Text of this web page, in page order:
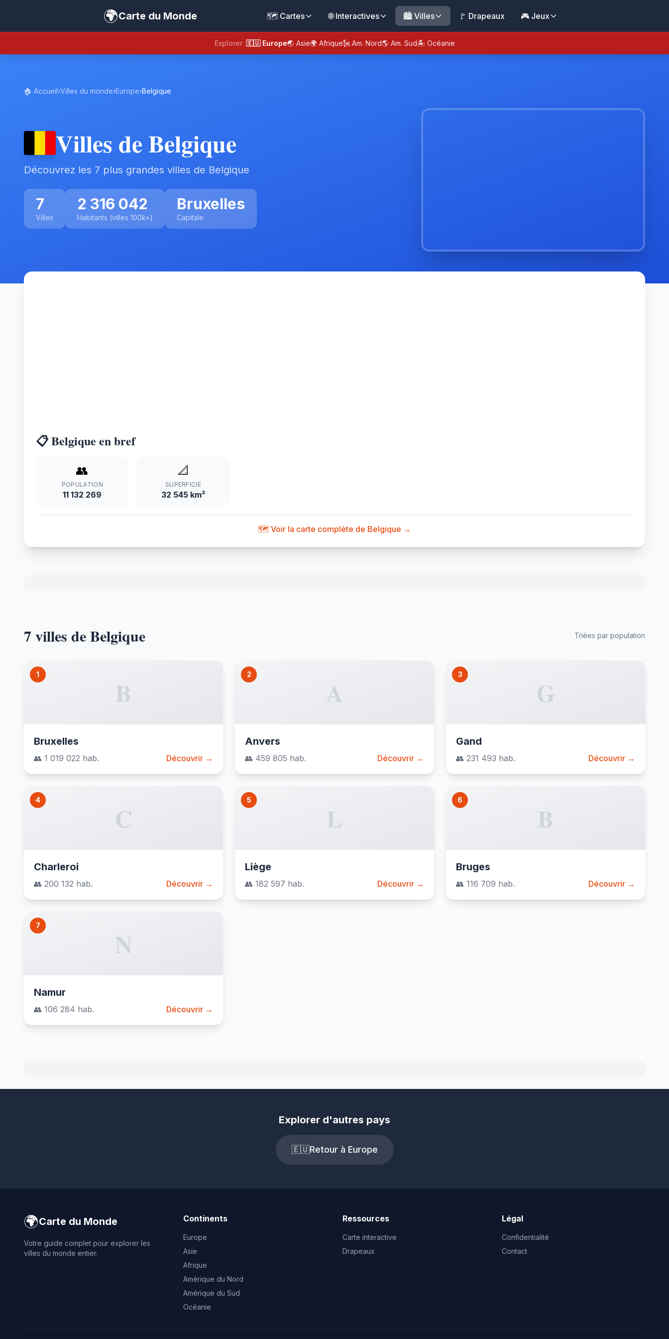
🌍Carte du Monde 🗺️ Cartes 🌐 Interactives 🏙️ Villes 🚩 Drapeaux 🎮 Jeux
Explorer :🇪🇺 Europe🌏 Asie🌍 Afrique🗽 Am. Nord🌎 Am. Sud🏝️ Océanie
🏠 Accueil›Villes du monde›Europe›Belgique
Villes de Belgique
Découvrez les 7 plus grandes villes de Belgique
7
Villes
2 316 042
Habitants (villes 100k+)
Bruxelles
Capitale
📋 Belgique en bref
👥
POPULATION
11 132 269
📐
SUPERFICIE
32 545 km²
🗺️ Voir la carte complète de Belgique →
7 villes de Belgique Triées par population
1
B
Bruxelles
👥 1 019 022 hab. Découvrir →
2
A
Anvers
👥 459 805 hab. Découvrir →
3
G
Gand
👥 231 493 hab. Découvrir →
4
C
Charleroi
👥 200 132 hab. Découvrir →
5
L
Liège
👥 182 597 hab. Découvrir →
6
B
Bruges
👥 116 709 hab. Découvrir →
7
N
Namur
👥 106 284 hab. Découvrir →
Explorer d'autres pays
🇪🇺Retour à Europe
🌍Carte du Monde
Votre guide complet pour explorer les
villes du monde entier.
Continents
Europe
Asie
Afrique
Amérique du Nord
Amérique du Sud
Océanie
Ressources
Carte interactive
Drapeaux
Légal
Confidentialité
Contact